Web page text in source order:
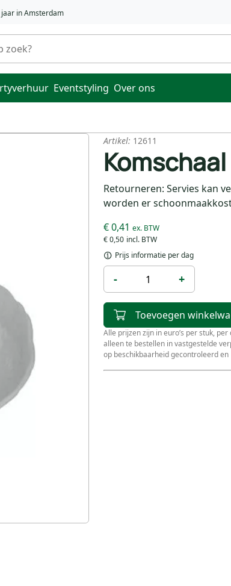
in Amsterdam
Eventstyling Over ons
Artikel: 12611
Komschaal
Retourneren: Servies kan
worden er
€ 0,50
€ 0,41
Prijs informatie per dag
- +
Toevoegen
Alle prijzen zijn in euro’s per stuk,
alleen te bestellen in vastgestelde
op beschikbaarheid gecontroleerd